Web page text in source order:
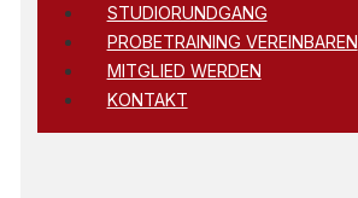
STUDIORUNDGANG
PROBETRAINING VEREINBAREN
MITGLIED WERDEN
KONTAKT